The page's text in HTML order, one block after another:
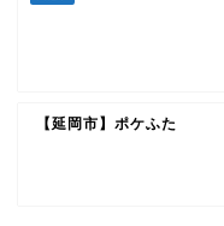
【延岡市】ポケふた